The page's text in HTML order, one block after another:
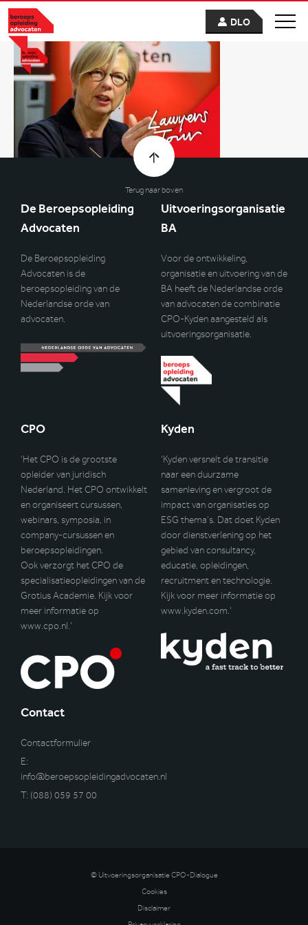
DLO
Terug naar boven
De Beroepsopleiding
Advocaten
De Beroepsopleiding
Advocaten is de
beroepsopleiding van de
Nederlandse orde van
advocaten.
Uitvoeringsorganisatie
BA
Voor de ontwikkeling,
organisatie en uitvoering van de
BA heeft de Nederlandse orde
van advocaten de combinatie
CPO-Kyden aangesteld als
uitvoeringsorganisatie.
CPO
‘Het CPO is de grootste
opleider van juridisch
Nederland. Het CPO ontwikkelt
en organiseert cursussen,
webinars, symposia, in
company-cursussen en
beroepsopleidingen.
Ook verzorgt het CPO de
specialisatieopleidingen van de
Grotius Academie. Kijk voor
meer informatie op
www.cpo.nl.’
Kyden
‘Kyden versnelt de transitie
naar een duurzame
samenleving en vergroot de
impact van organisaties op
ESG thema’s. Dat doet Kyden
door dienstverlening op het
gebied van consultancy,
educatie, opleidingen,
recruitment en technologie.
Kijk voor meer informatie op
www.kyden.com.’
Contact
Contactformulier
E:
info@beroepsopleidingadvocaten.nl
T: (088) 059 57 00
© Uitvoeringsorganisatie CPO-Dialogue
Cookies
Disclaimer